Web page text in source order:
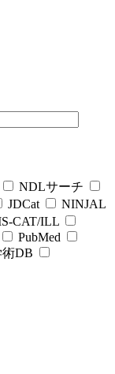
NDLサーチ
JDCat
NINJAL
CAT/ILL
PubMed
DB